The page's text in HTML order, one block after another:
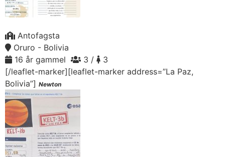
Antofagsta
Oruro - Bolivia
16 år gammel
3 /
3
[/leaflet-marker][leaflet-marker address=”La Paz,
Bolivia”] Newton